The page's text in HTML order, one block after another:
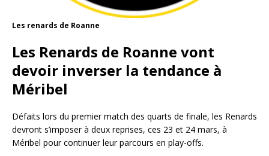
Les renards de Roanne
Les Renards de Roanne vont
devoir inverser la tendance à
Méribel
Défaits lors du premier match des quarts de finale, les Renards
devront s’imposer à deux reprises, ces 23 et 24 mars, à
Méribel pour continuer leur parcours en play-offs.